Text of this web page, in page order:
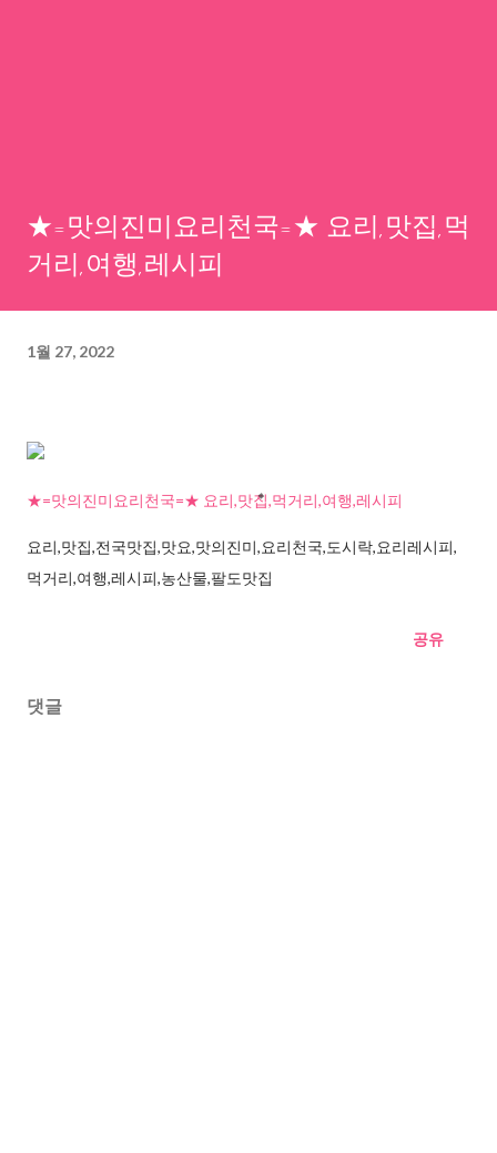
★=맛의진미요리천국=★ 요리,맛집,먹
거리,여행,레시피
1월 27, 2022
★=맛의진미요리천국=★ 요리,맛집,먹거리,여행,레시피
요리,맛집,전국맛집,맛요,맛의진미,요리천국,도시락,요리레시피,
먹거리,여행,레시피,농산물,팔도맛집
공유
댓글